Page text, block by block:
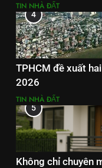
TIN NHÀ ĐẤT
4
TPHCM đề xuất
2026
TIN NHÀ ĐẤT
5
Không chỉ chuyên